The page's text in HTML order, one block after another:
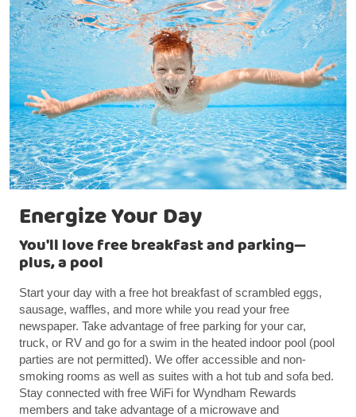
Energize Your Day
You'll love free breakfast and parking—
plus, a pool
Start your day with a free hot breakfast of scrambled eggs,
sausage, waffles, and more while you read your free
newspaper. Take advantage of free parking for your car,
truck, or RV and go for a swim in the heated indoor pool (pool
parties are not permitted). We offer accessible and non-
smoking rooms as well as suites with a hot tub and sofa bed.
Stay connected with free WiFi for Wyndham Rewards
members and take advantage of a microwave and